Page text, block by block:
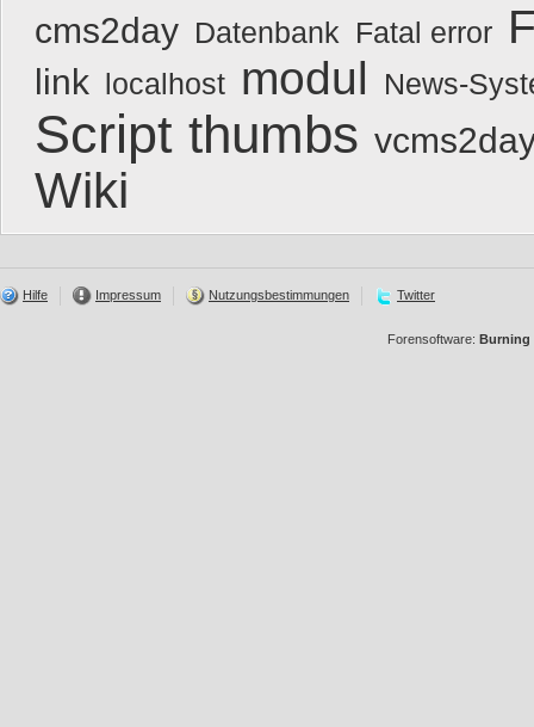
cms2day Datenbank Fatal error
link localhost modul News-
Script thumbs
Wiki
Hilfe Impressum Nutzungsbestimmungen Twitter
Forensoftware: Burning